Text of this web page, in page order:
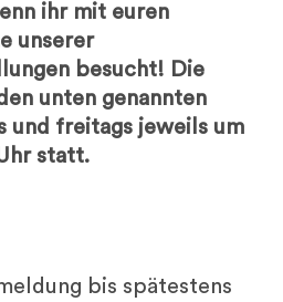
ihr mit euren
unserer
besucht! Die
unten genannten
und freitags jeweils um
statt.
bis spätestens